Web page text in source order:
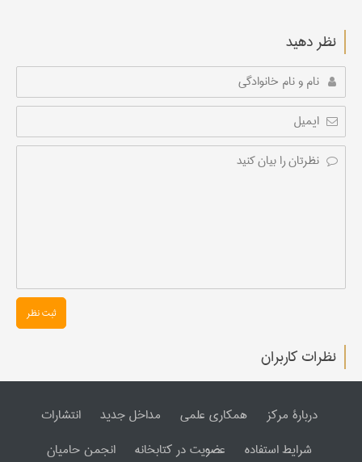
نظر دهید
ثبت نظر
نظرات کاربران
دربارۀ مرکز همکاری علمی مداخل جدید
انتشارات
شرایط استفاده
عضویت در کتابخانه انجمن حامیان